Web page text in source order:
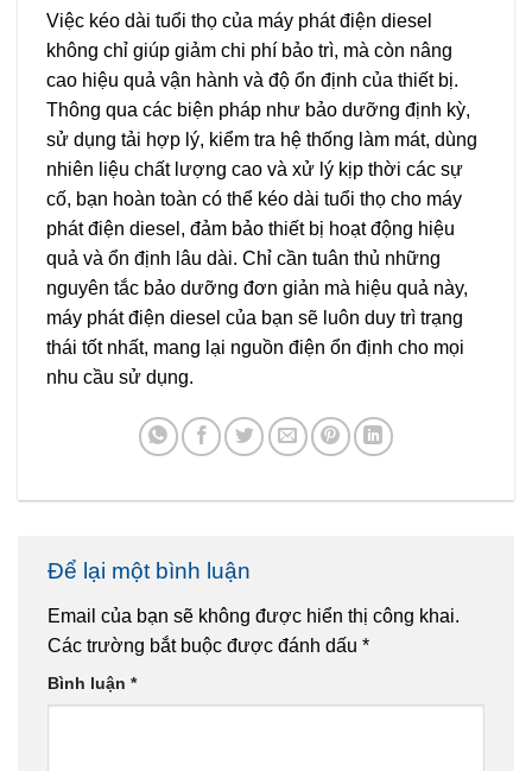
Việc kéo dài tuổi thọ của máy phát điện diesel
không chỉ giúp giảm chi phí bảo trì, mà còn nâng
cao hiệu quả vận hành và độ ổn định của thiết bị.
Thông qua các biện pháp như bảo dưỡng định kỳ,
sử dụng tải hợp lý, kiểm tra hệ thống làm mát, dùng
nhiên liệu chất lượng cao và xử lý kịp thời các sự
cố, bạn hoàn toàn có thể kéo dài tuổi thọ cho máy
phát điện diesel, đảm bảo thiết bị hoạt động hiệu
quả và ổn định lâu dài. Chỉ cần tuân thủ những
nguyên tắc bảo dưỡng đơn giản mà hiệu quả này,
máy phát điện diesel của bạn sẽ luôn duy trì trạng
thái tốt nhất, mang lại nguồn điện ổn định cho mọi
nhu cầu sử dụng.
Để lại một bình luận
Email của bạn sẽ không được hiển thị công khai.
Các trường bắt buộc được đánh dấu *
Bình luận *